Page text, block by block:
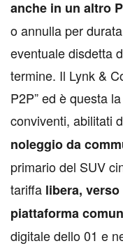
anche in un altro
o annulla per
eventuale disdetta
termine. Il Lynk &
P2P” ed è questa
conviventi, abilitati
noleggio da
primario del SUV
tariffa libera,
piattaforma
digitale dello 01 e